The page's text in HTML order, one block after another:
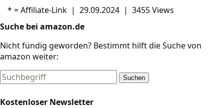
* =Affiliate-Link | 29.09.2024 | 3455 Views
Suche bei amazon.de
Nicht fündig geworden? Bestimmt hilft die Suche von
amazon weiter:
Suchen
Kostenloser Newsletter